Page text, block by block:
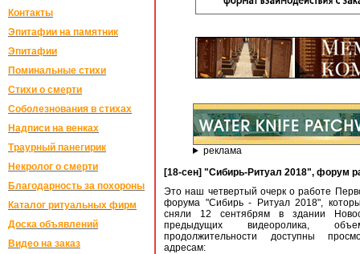
Контакты
Эпитафии на памятник
Эпитафии
Поминальные стихи
Стихи о смерти
Соболезнования в стихах
Надписи на венках
Траурный панегирик
Некролог о смерти
Благодарность за похороны
Каталог ритуальных фирм
Доска объявлений
Видео на заказ
реклама
[18-сен] "Сибирь-Ритуал 2018", форум
Это наш четвертый очерк о работе
форума "Сибирь - Ритуал 2018",
сняли 12 сентябрям в здании
предыдущих видеоролика,
продолжительности доступны
адресам: